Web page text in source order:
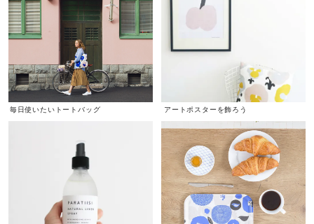
毎日使いたいトートバッグ アートポスターを飾ろう